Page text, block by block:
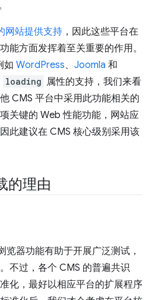
网站提供支持 ，因此这些平台在
能方面发挥着至关重要的作用。
如 WordPress、 Joomla 和
loading 属性的支持，我们来看
CMS 平台中采用此功能相关的
关键的 Web 性能功能，网站应
此建议在 CMS 核心级别采用该
的理由
览器功能有助于开展广泛测试，
不过，各个 CMS 的普遍共识
化，最好以相应平台的扩展程序